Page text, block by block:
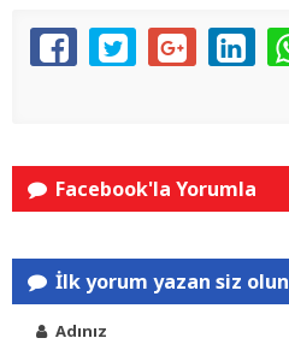
Facebook'la Yorumla
İlk yorum yazan siz olun
Adınız